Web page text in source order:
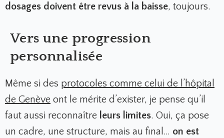
dosages doivent être revus à la baisse, toujours.
Vers une progression
personnalisée
Même si des protocoles comme celui de l’hôpital
de Genève ont le mérite d’exister, je pense qu’il
faut aussi reconnaître leurs limites. Oui, ça pose
un cadre, une structure, mais au final… on est